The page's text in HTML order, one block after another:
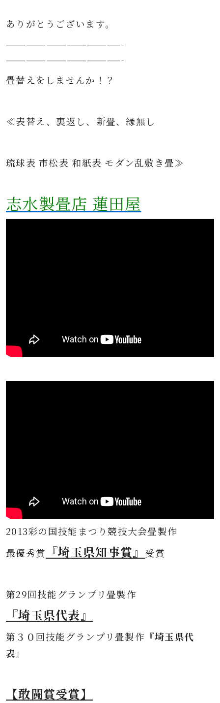
ありがとうございます。
—————————————————-
—————————————————-
畳替えをしませんか！？
≪表替え、裏返し、新畳、縁無し
琉球表 市松表 和紙表 モダン乱敷き畳≫
志水製畳店 蓮田屋
2013彩の国技能まつり競技大会畳製作
最優秀賞
『埼玉県知事賞』 受賞
第29回技能グランプリ畳製作
『埼玉県代表』
第３０ 回技能グランプリ畳製作 『埼玉県代
表』
【敢闘賞受賞】